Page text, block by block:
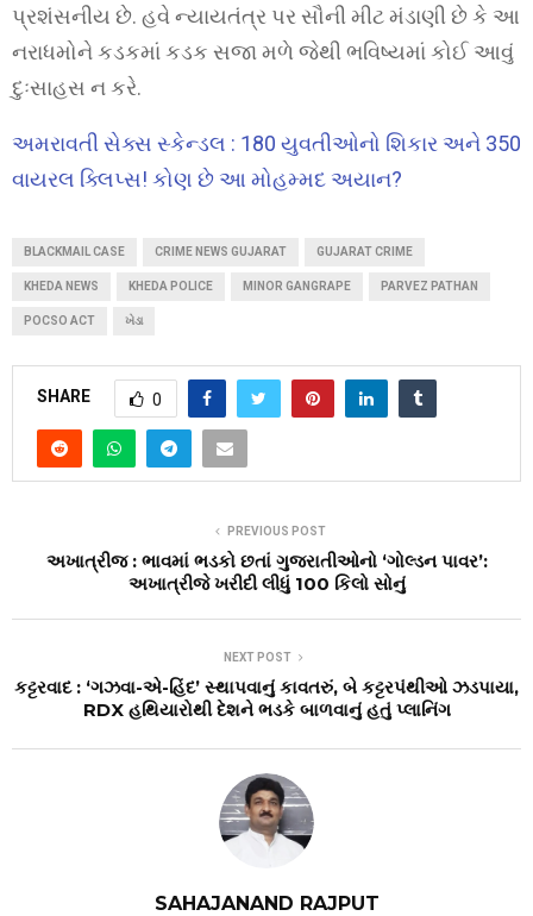
પ્રશંસનીય છે. હવે ન્યાયતંત્ર પર સૌની મીટ મંડાણી છે કે આ
નરાધમોને કડકમાં કડક સજા મળે જેથી ભવિષ્યમાં કોઈ આવું
દુઃસાહસ ન કરે.
અમરાવતી સેક્સ સ્કેન્ડલ : 180 યુવતીઓનો શિકાર અને 350
વાયરલ ક્લિપ્સ! કોણ છે આ મોહમ્મદ અયાન?
BLACKMAIL CASE CRIME NEWS GUJARAT GUJARAT CRIME
KHEDA NEWS KHEDA POLICE MINOR GANGRAPE PARVEZ PATHAN
POCSO ACT ખેડા
SHARE 0
PREVIOUS POST
અખાત્રીજ : ભાવમાં ભડકો છતાં ગુજરાતીઓનો ‘ગોલ્ડન પાવર’:
અખાત્રીજે ખરીદી લીધું 100 કિલો સોનું
NEXT POST
કટ્ટરવાદ : ‘ગઝવા-એ-હિંદ’ સ્થાપવાનું કાવતરું, બે કટ્ટરપંથીઓ ઝડપાયા,
RDX હથિયારોથી દેશને ભડકે બાળવાનું હતું પ્લાનિંગ
SAHAJANAND RAJPUT